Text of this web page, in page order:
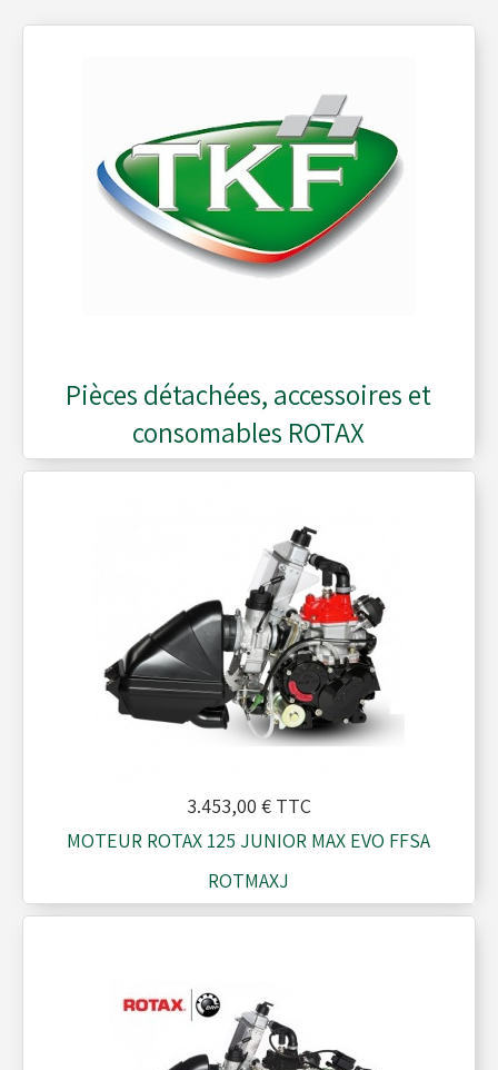
Pièces détachées, accessoires et
consomables ROTAX
3.453,00 € TTC
MOTEUR ROTAX 125 JUNIOR MAX EVO FFSA
ROTMAXJ
Leviers de vitesses
Pare chaînes - Echappement
Pare chocs - Barres
Visserie - Boulonnerie